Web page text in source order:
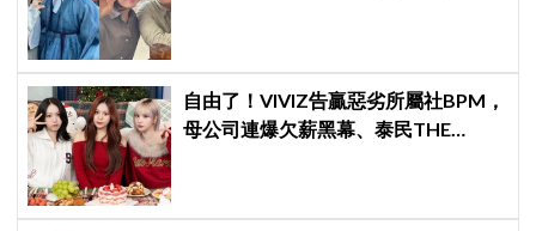
自由了！VIVIZ告贏惡劣所屬社BPM，
母公司連爆欠薪黑幕、泰民THE